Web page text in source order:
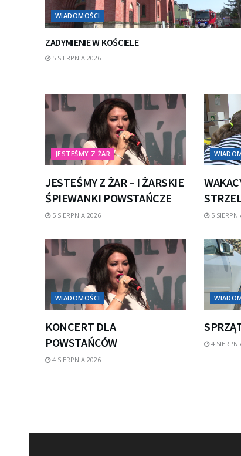
WIADOMOŚCI
ZADYMIENIE W KOŚCIELE
5 SIERPNIA 2026
JESTEŚMY Z ŻAR
JESTEŚMY Z ŻAR – I ŻARSKIE
ŚPIEWANKI POWSTAŃCZE
5 SIERPNIA 2026 5
WIADOMOŚCI
KONCERT DLA
POWSTAŃCÓW
4 SIERPNIA 2026
4